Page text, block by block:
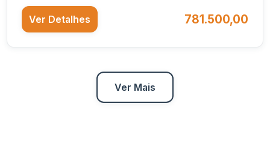
Ver Detalhes 781.500,00
Ver Mais